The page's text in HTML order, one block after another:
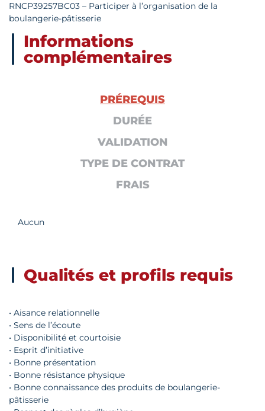
RNCP39257BC03 – Participer à l’organisation de la
boulangerie-pâtisserie
Informations
complémentaires
PRÉREQUIS
DURÉE
VALIDATION
TYPE DE CONTRAT
FRAIS
Aucun
Qualités et profils requis
• Aisance relationnelle
• Sens de l’écoute
• Disponibilité et courtoisie
• Esprit d’initiative
• Bonne présentation
• Bonne résistance physique
• Bonne connaissance des produits de boulangerie-
pâtisserie